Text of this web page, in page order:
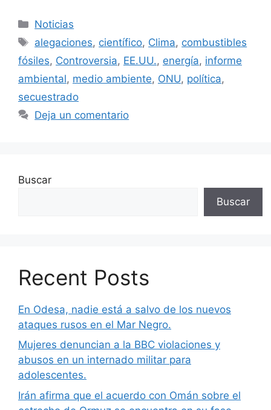
Categorías
Noticias
Etiquetas
alegaciones, científico, Clima, combustibles
fósiles, Controversia, EE.UU., energía, informe
ambiental, medio ambiente, ONU, política,
secuestrado
Deja un comentario
Buscar
Buscar
Recent Posts
En Odesa, nadie está a salvo de los nuevos
ataques rusos en el Mar Negro.
Mujeres denuncian a la BBC violaciones y
abusos en un internado militar para
adolescentes.
Irán afirma que el acuerdo con Omán sobre el